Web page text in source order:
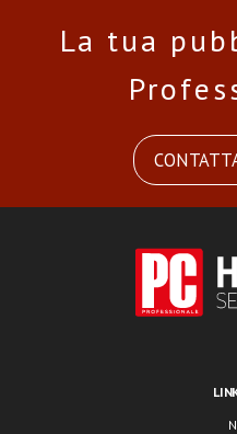
La tua